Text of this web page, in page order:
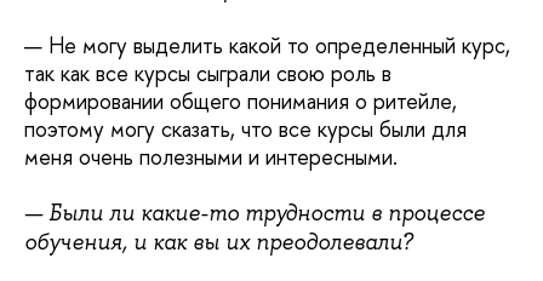
— Не могу выделить какой то определенный курс,
так как все курсы сыграли свою роль в
формировании общего понимания о ритейле,
поэтому могу сказать, что все курсы были для
меня очень полезными и интересными.
— Были ли какие-то трудности в процессе
обучения, и как вы их преодолевали?